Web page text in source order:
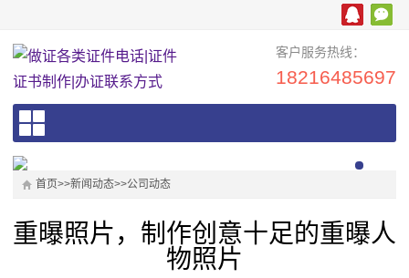
客户服务热线：
18216485697
首页>>新闻动态>>公司动态
重曝照片，制作创意十足的重曝人
物照片